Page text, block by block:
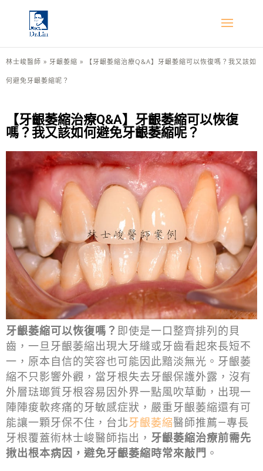
林士峻醫師 » 牙齦萎縮 » 【牙齦萎縮治療Q&A】牙齦萎縮可以恢復嗎？我又該如
何避免牙齦萎縮呢？
【牙齦萎縮治療Q&A】牙齦萎縮可以恢復
嗎？我又該如何避免牙齦萎縮呢？
牙齦萎縮可以恢復嗎？ 即使是一口整齊排列的貝
齒，一旦牙齦萎縮出現大牙縫或牙齒看起來長短不
一，原本自信的笑容也可能因此黯淡無光。牙齦萎
縮不只影響外觀，當牙根失去牙齦保護外露，沒有
外層琺瑯質牙根容易因外界一點風吹草動，出現一
陣陣痠軟疼痛的牙敏感症狀，嚴重牙齦萎縮還有可
能讓一顆牙保不住，台北牙齦萎縮醫師推薦—專長
牙根覆蓋術林士峻醫師指出， 牙齦萎縮治療前需先
揪出根本病因，避免牙齦萎縮時常來敲門 。